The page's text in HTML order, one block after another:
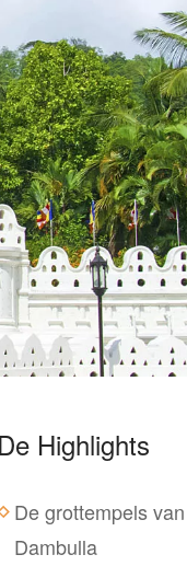
De Highlights
De grottempels van
Dambulla